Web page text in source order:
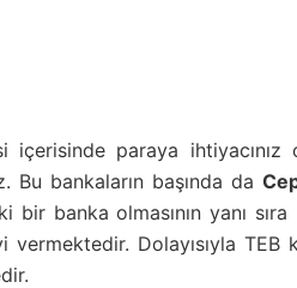
içerisinde paraya
Bu bankaların başında da
bir banka olmasının yanı
Dolayısıyla TEB